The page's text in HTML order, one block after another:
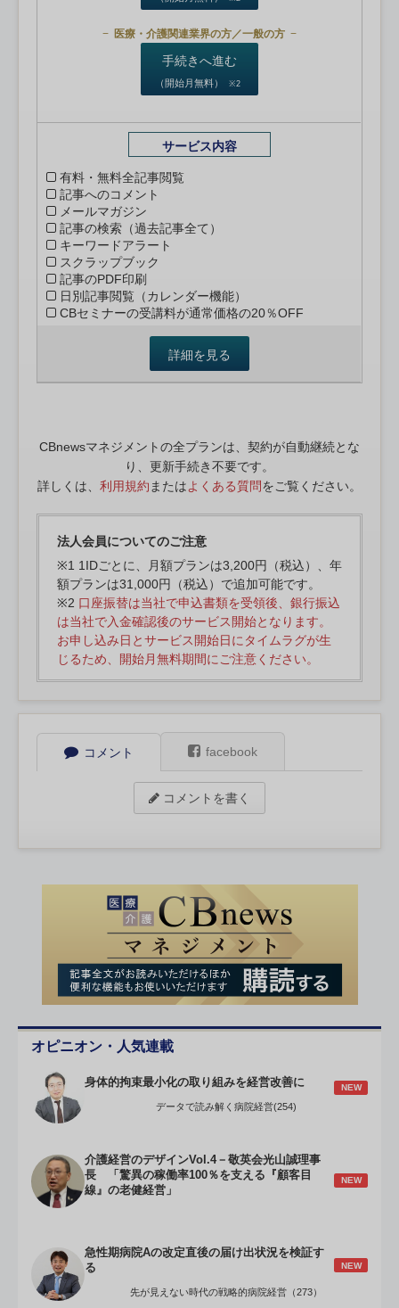
医療・介護関連業界の方／一般の方
手続きへ進む
（開始月無料） ※2
サービス内容
有料・無料全記事閲覧
記事へのコメント
メールマガジン
記事の検索（過去記事全て）
キーワードアラート
スクラップブック
記事のPDF印刷
日別記事閲覧（カレンダー機能）
CBセミナーの受講料が通常価格の20％OFF
詳細を見る
CBnewsマネジメントの全プランは、契約が自動継続とな
り、更新手続き不要です。
詳しくは、 利用規約 またはよくある質問をご覧ください。
法人会員についてのご注意
※1 1IDごとに、月額プランは3,200円（税込）、年
額プランは31,000円（税込）で追加可能です。
※2 口座振替は当社で申込書類を受領後、銀行振込
は当社で入金確認後のサービス開始となります。
お申し込み日とサービス開始日にタイムラグが生
じるため、開始月無料期間にご注意ください。
コメント facebook
コメントを書く
オピニオン・人気連載
身体的拘束最小化の取り組みを経営改善に NEW
データで読み解く病院経営(254)
介護経営のデザインVol.4－敬英会光山誠理事
長 「驚異の稼働率100％を支える『顧客目
線』の老健経営」
NEW
急性期病院Aの改定直後の届け出状況を検証す
る
NEW
先が見えない時代の戦略的病院経営（273）